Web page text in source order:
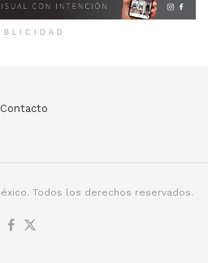
Contacto
Todos los derechos reservados.